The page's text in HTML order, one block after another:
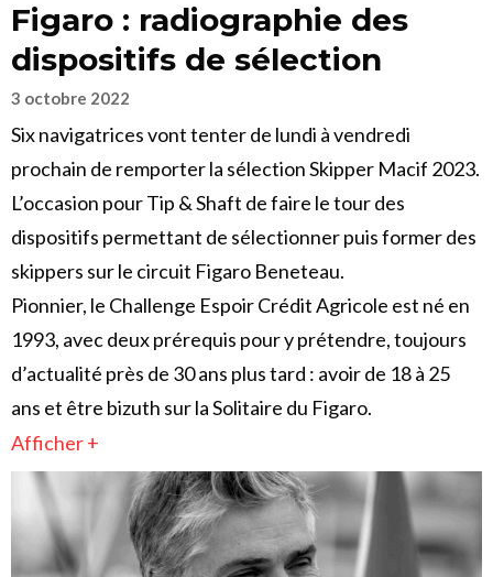
Figaro : radiographie des
dispositifs de sélection
3 octobre 2022
Six navigatrices vont tenter de lundi à vendredi
prochain de remporter la sélection Skipper Macif 2023.
L’occasion pour Tip & Shaft de faire le tour des
dispositifs permettant de sélectionner puis former des
skippers sur le circuit Figaro Beneteau.
Pionnier, le Challenge Espoir Crédit Agricole est né en
1993, avec deux prérequis pour y prétendre, toujours
d’actualité près de 30 ans plus tard : avoir de 18 à 25
ans et être bizuth sur la Solitaire du Figaro.
Afficher +